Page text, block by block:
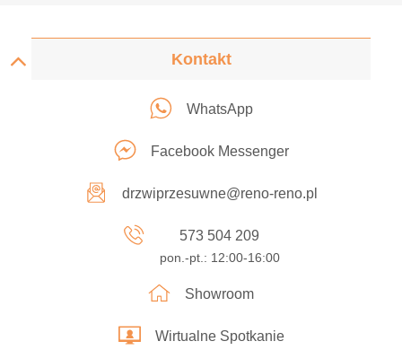
Kontakt
WhatsApp
Facebook Messenger
drzwiprzesuwne@reno-reno.pl
573 504 209
pon.-pt.: 12:00-16:00
Showroom
Wirtualne Spotkanie